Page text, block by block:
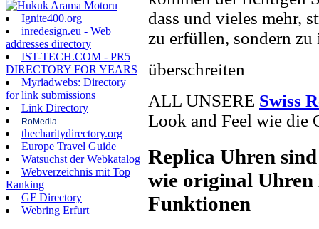
Ignite400.org
inredesign.eu - Web
addresses directory
IST-TECH.COM - PR5
DIRECTORY FOR YEARS
Myriadwebs: Directory
for link submissions
Link Directory
RoMedia
thecharitydirectory.org
Europe Travel Guide
Watsuchst der Webkatalog
Webverzeichnis mit Top
Ranking
GF Directory
Webring Erfurt
dass und vieles mehr,
zu erfüllen, sondern zu
überschreiten
ALL UNSERE Swiss
Look and Feel wie die
Replica Uhren
wie original Uhren
Funktionen